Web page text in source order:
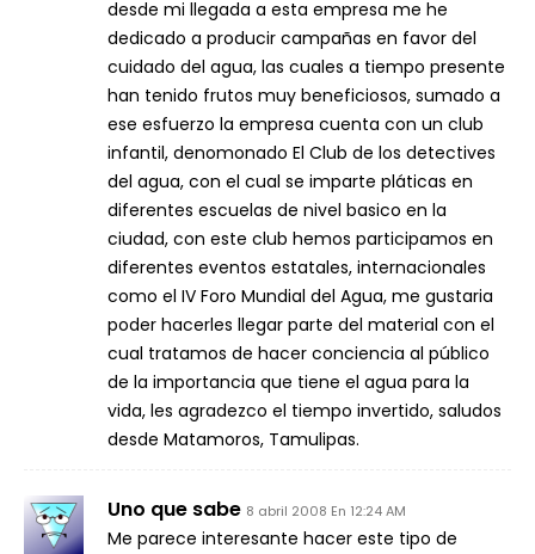
desde mi llegada a esta empresa me he
dedicado a producir campañas en favor del
cuidado del agua, las cuales a tiempo presente
han tenido frutos muy beneficiosos, sumado a
ese esfuerzo la empresa cuenta con un club
infantil, denomonado El Club de los detectives
del agua, con el cual se imparte pláticas en
diferentes escuelas de nivel basico en la
ciudad, con este club hemos participamos en
diferentes eventos estatales, internacionales
como el IV Foro Mundial del Agua, me gustaria
poder hacerles llegar parte del material con el
cual tratamos de hacer conciencia al público
de la importancia que tiene el agua para la
vida, les agradezco el tiempo invertido, saludos
desde Matamoros, Tamulipas.
Uno que sabe 8 abril 2008 En 12:24 AM
Me parece interesante hacer este tipo de